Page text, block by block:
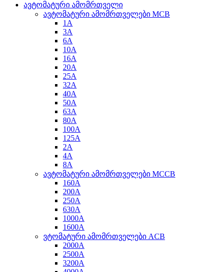
ავტომატური ამომრთველი
ავტომატური ამომრთველები MCB
1A
3A
6A
10A
16A
20A
25А
32A
40A
50A
63A
80A
100A
125A
2A
4A
8A
ავტომატური ამომრთველები MCCB
160A
200A
250A
630A
1000A
1600A
ვტომატური ამომრთველები ACB
2000A
2500A
3200A